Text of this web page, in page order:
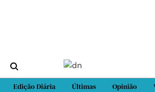
Edição Diária Últimas Opinião